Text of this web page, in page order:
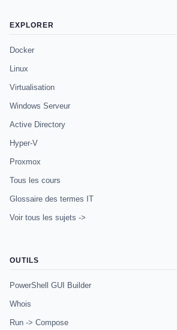
EXPLORER
Docker
Linux
Virtualisation
Windows Serveur
Active Directory
Hyper-V
Proxmox
Tous les cours
Glossaire des termes IT
Voir tous les sujets ->
OUTILS
PowerShell GUI Builder
Whois
Run -> Compose